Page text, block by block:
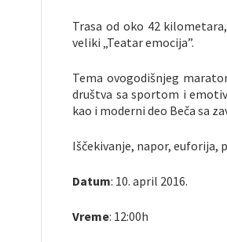
Trasa od oko 42
veliki „Teatar emocija”.
Tema ovogodišnjeg
društva sa sportom i
kao i moderni deo Beča sa
Iščekivanje, napor, euforija,
Datum: 10. april 2016.
Vreme: 12:00h